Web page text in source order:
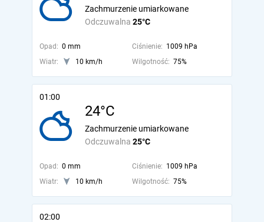
Odczuwalna 25°C
Zachmurzenie umiarkowane
Opad: 0 mm Ciśnienie: 1009 hPa
Wiatr:
10 km/h Wilgotność: 75%
01:00
24°C
Odczuwalna 25°C
Zachmurzenie umiarkowane
Opad: 0 mm Ciśnienie: 1009 hPa
Wiatr:
10 km/h Wilgotność: 75%
02:00